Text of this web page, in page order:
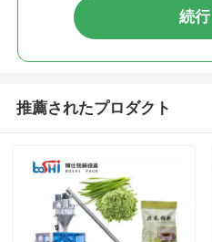
続行
推薦されたプロダクト